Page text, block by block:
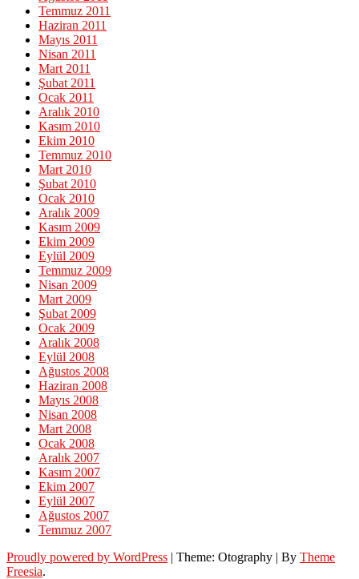
Temmuz 2011
Haziran 2011
Mayıs 2011
Nisan 2011
Mart 2011
Şubat 2011
Ocak 2011
Aralık 2010
Kasım 2010
Ekim 2010
Temmuz 2010
Mart 2010
Şubat 2010
Ocak 2010
Aralık 2009
Kasım 2009
Ekim 2009
Eylül 2009
Temmuz 2009
Nisan 2009
Mart 2009
Şubat 2009
Ocak 2009
Aralık 2008
Eylül 2008
Ağustos 2008
Haziran 2008
Mayıs 2008
Nisan 2008
Mart 2008
Ocak 2008
Aralık 2007
Kasım 2007
Ekim 2007
Eylül 2007
Ağustos 2007
Temmuz 2007
Proudly powered by WordPress | Theme: Otography | By Theme
Freesia.